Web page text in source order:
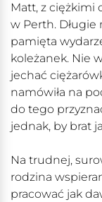
Matt, z ciężkimi
w Perth. Długie
pamięta
koleżanek. Nie
jechać
namówiła na
do tego
jednak, by brat
Na trudnej,
rodzina
pracować jak